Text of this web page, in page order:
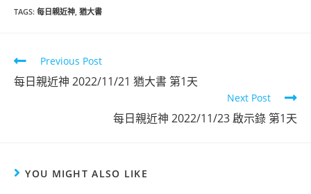
TAGS: 每日親近神, 猶大書
Previous Post
每日親近神 2022/11/21 猶大書 第1天
Next Post
每日親近神 2022/11/23 啟示錄 第1天
YOU MIGHT ALSO LIKE